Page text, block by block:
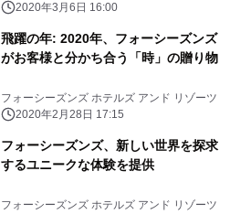
2020年3月6日 16:00
飛躍の年: 2020年、フォーシーズンズ
がお客様と分かち合う「時」の贈り物
フォーシーズンズ ホテルズ アンド リゾーツ
2020年2月28日 17:15
フォーシーズンズ、新しい世界を探求
するユニークな体験を提供
フォーシーズンズ ホテルズ アンド リゾーツ